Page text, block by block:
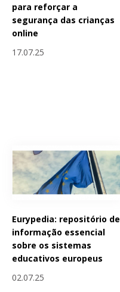
para reforçar a
segurança das crianças
online
17.07.25
Eurypedia: repositório de
informação essencial
sobre os sistemas
educativos europeus
02.07.25